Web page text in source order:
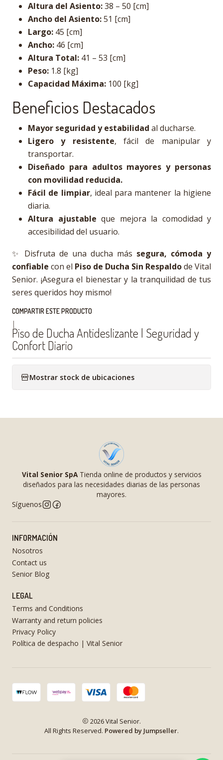
Altura del Asiento:38 – 50 [cm]
Ancho del Asiento:51 [cm]
Largo: 45 [cm]
Ancho: 46 [cm]
Altura Total: 41 – 53 [cm]
Peso: 1.8 [kg]
Capacidad Máxima: 100 [kg]
Beneficios Destacados
Mayor seguridad y estabilidad al ducharse.
Ligero y resistente, fácil de manipular y
transportar.
Diseñado para adultos mayores y personas
con movilidad reducida.
Fácil de limpiar, ideal para mantener la higiene
diaria.
Altura ajustable que mejora la comodidad y
accesibilidad del usuario.
✨ Disfruta de una ducha más segura, cómoda y
confiable con el Piso de Ducha Sin Respaldode Vital
Senior. ¡Asegura el bienestar y la tranquilidad de tus
seres queridos hoy mismo!
COMPARTIR ESTE PRODUCTO
|
Piso de Ducha Antideslizante | Seguridad y
Confort Diario
Mostrar stock de ubicaciones
Vital Senior SpATienda online de productos y servicios
diseñados para las necesidades diarias de las personas
mayores.
Síguenos
INFORMACIÓN
Nosotros
Contact us
Senior Blog
LEGAL
Terms and Conditions
Warranty and return policies
Privacy Policy
Política de despacho | Vital Senior
2026 Vital Senior.
All Rights Reserved. Powered by Jumpseller.